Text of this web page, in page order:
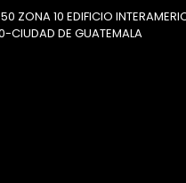
ZONA 10 EDIFICIO
CIUDAD DE GUATEMALA